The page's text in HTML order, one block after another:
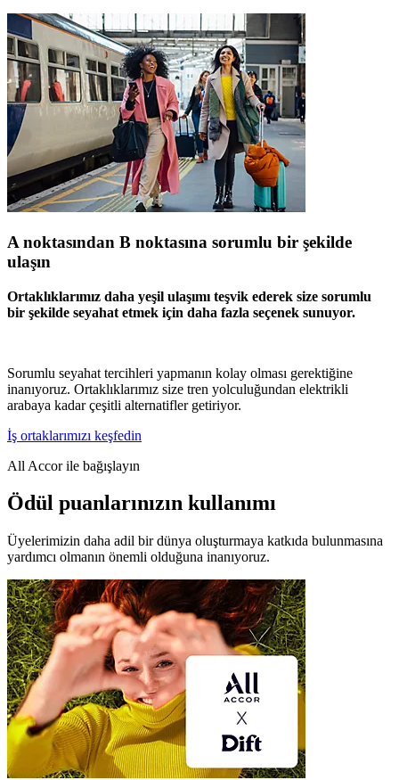
A noktasından B noktasına sorumlu bir şekilde
ulaşın
Ortaklıklarımız daha yeşil ulaşımı teşvik ederek size sorumlu
bir şekilde seyahat etmek için daha fazla seçenek sunuyor.
Sorumlu seyahat tercihleri yapmanın kolay olması gerektiğine
inanıyoruz. Ortaklıklarımız size tren yolculuğundan elektrikli
arabaya kadar çeşitli alternatifler getiriyor.
İş ortaklarımızı keşfedin
All Accor ile bağışlayın
Ödül puanlarınızın kullanımı
Üyelerimizin daha adil bir dünya oluşturmaya katkıda bulunmasına
yardımcı olmanın önemli olduğuna inanıyoruz.